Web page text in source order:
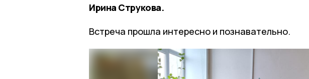
Ирина Струкова.
Встреча прошла интересно и познавательно.